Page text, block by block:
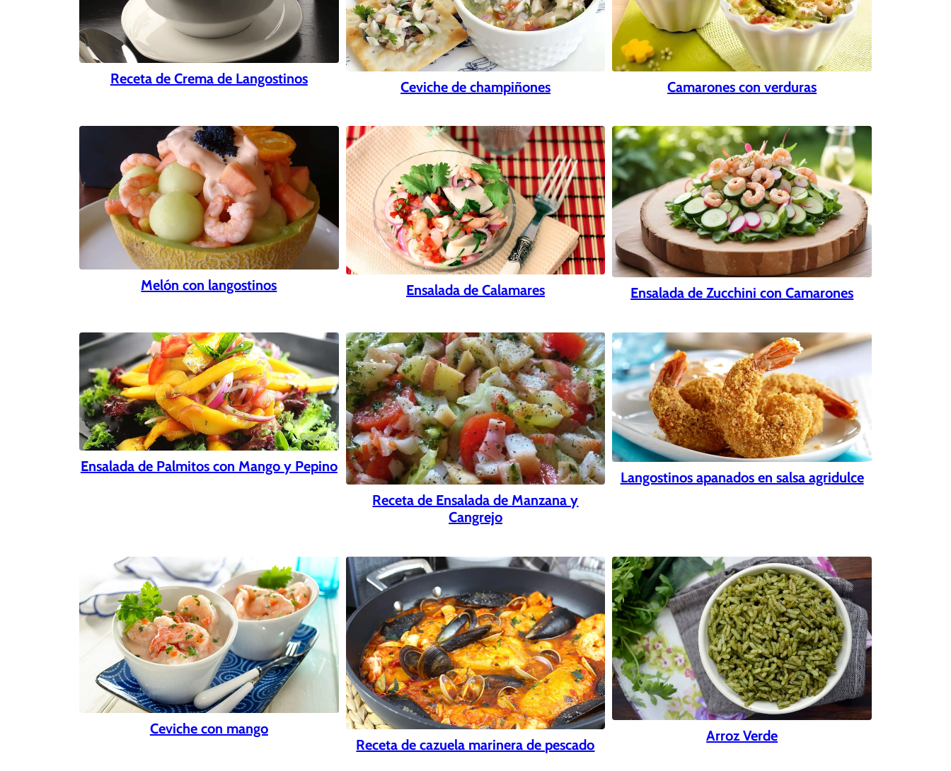
Receta de Crema de Langostinos Ceviche de champiñones Camarones con verduras
Melón con langostinos Ensalada de Calamares Ensalada de Zucchini con Camarones
Ensalada de Palmitos con Mango y Pepino
Receta de Ensalada de Manzana y
Cangrejo
Langostinos apanados en salsa agridulce
Ceviche con mango
Receta de cazuela marinera de pescado
Arroz Verde